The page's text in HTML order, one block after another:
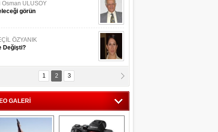
Osman ULUSOY
görün
ÖZYANIK
Değişti?
KÖYATASI
Vatan !
1 2 3
GALERİ